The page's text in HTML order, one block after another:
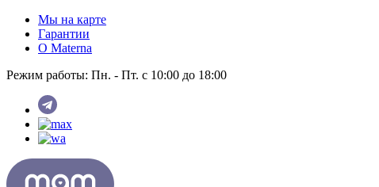
Мы на карте
Гарантии
O Materna
Режим работы: Пн. - Пт. с 10:00 до 18:00